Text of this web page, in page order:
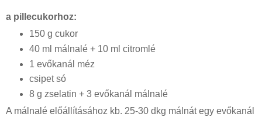
a pillecukorhoz:
150 g cukor
40 ml málnalé + 10 ml citromlé
1 evőkanál méz
csipet só
8 g zselatin + 3 evőkanál málnalé
A málnalé előállításához kb. 25-30 dkg málnát egy evőkanál